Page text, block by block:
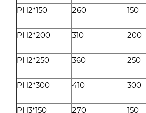
PH2*150 260 150
PH2*200 310 200
PH2*250 360 250
PH2*300 410 300
PH3*150 270 150